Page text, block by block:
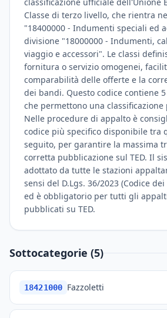
Classe di terzo livello, che rientra
"18400000 - Indumenti speciali ed
divisione "18000000 - Indumenti,
viaggio e accessori". Le classi
fornitura o servizio omogenei,
comparabilità delle offerte e la
dei bandi. Questo codice contiene
che permettono una
Nelle procedure di appalto è
codice più specifico disponibile tra
seguito, per garantire la massima
corretta pubblicazione sul TED. Il
adottato da tutte le stazioni
sensi del D.Lgs. 36/2023 (Codice
ed è obbligatorio per tutti gli
pubblicati su TED.
Sottocategorie (5)
18421000 Fazzoletti